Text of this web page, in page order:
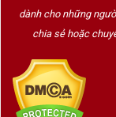
Rượu Vang
Sangiovese
Puglia
dành cho những
chia sẻ hoặc